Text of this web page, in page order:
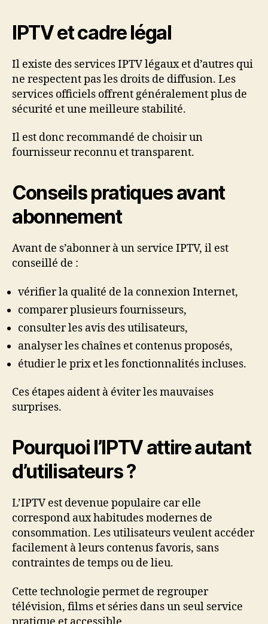
IPTV et cadre légal
Il existe des services IPTV légaux et d’autres qui
ne respectent pas les droits de diffusion. Les
services officiels offrent généralement plus de
sécurité et une meilleure stabilité.
Il est donc recommandé de choisir un
fournisseur reconnu et transparent.
Conseils pratiques avant
abonnement
Avant de s’abonner à un service IPTV, il est
conseillé de :
vérifier la qualité de la connexion Internet,
comparer plusieurs fournisseurs,
consulter les avis des utilisateurs,
analyser les chaînes et contenus proposés,
étudier le prix et les fonctionnalités incluses.
Ces étapes aident à éviter les mauvaises
surprises.
Pourquoi l’IPTV attire autant
d’utilisateurs ?
L’IPTV est devenue populaire car elle
correspond aux habitudes modernes de
consommation. Les utilisateurs veulent accéder
facilement à leurs contenus favoris, sans
contraintes de temps ou de lieu.
Cette technologie permet de regrouper
télévision, films et séries dans un seul service